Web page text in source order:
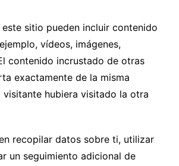
sitio pueden incluir contenido
vídeos, imágenes,
contenido incrustado de otras
exactamente de la misma
visitante hubiera visitado la otra
recopilar datos sobre ti, utilizar
un seguimiento adicional de